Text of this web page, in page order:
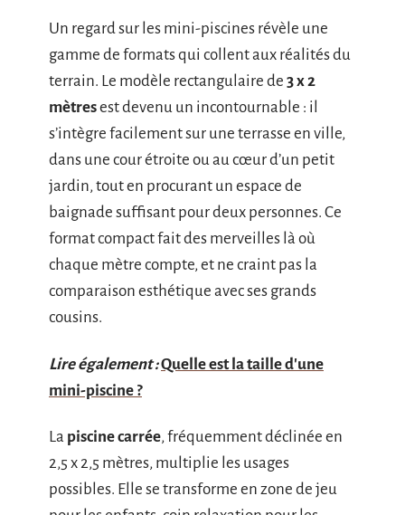
Un regard sur les mini-piscines révèle une
gamme de formats qui collent aux réalités du
terrain. Le modèle rectangulaire de 3 x 2
mètresest devenu un incontournable : il
s’intègre facilement sur une terrasse en ville,
dans une cour étroite ou au cœur d’un petit
jardin, tout en procurant un espace de
baignade suffisant pour deux personnes. Ce
format compact fait des merveilles là où
chaque mètre compte, et ne craint pas la
comparaison esthétique avec ses grands
cousins.
Lire également :Quelle est la taille d'une
mini-piscine ?
La piscine carrée, fréquemment déclinée en
2,5 x 2,5 mètres, multiplie les usages
possibles. Elle se transforme en zone de jeu